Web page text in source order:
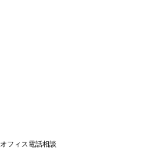
オフィス電話相談